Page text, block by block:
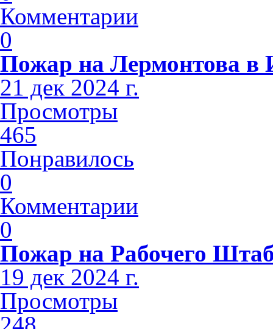
Комментарии
0
Пожар на Лермонтова в
21 дек 2024 г.
Просмотры
465
Понравилось
0
Комментарии
0
Пожар на Рабочего
19 дек 2024 г.
Просмотры